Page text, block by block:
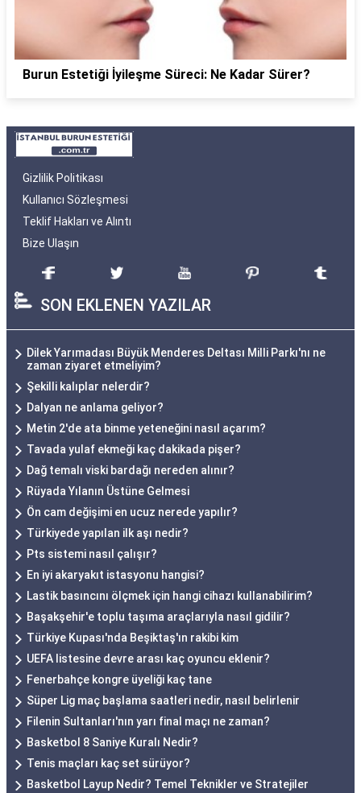
Burun Estetiği İyileşme Süreci: Ne Kadar Sürer?
Gizlilik Politikası
Kullanıcı Sözleşmesi
Teklif Hakları ve Alıntı
Bize Ulaşın
SON EKLENEN YAZILAR
Dilek Yarımadası Büyük Menderes Deltası Milli Parkı'nı ne
zaman ziyaret etmeliyim?
Şekilli kalıplar nelerdir?
Dalyan ne anlama geliyor?
Metin 2'de ata binme yeteneğini nasıl açarım?
Tavada yulaf ekmeği kaç dakikada pişer?
Dağ temalı viski bardağı nereden alınır?
Rüyada Yılanın Üstüne Gelmesi
Ön cam değişimi en ucuz nerede yapılır?
Türkiyede yapılan ilk aşı nedir?
Pts sistemi nasıl çalışır?
En iyi akaryakıt istasyonu hangisi?
Lastik basıncını ölçmek için hangi cihazı kullanabilirim?
Başakşehir'e toplu taşıma araçlarıyla nasıl gidilir?
Türkiye Kupası'nda Beşiktaş'ın rakibi kim
UEFA listesine devre arası kaç oyuncu eklenir?
Fenerbahçe kongre üyeliği kaç tane
Süper Lig maç başlama saatleri nedir, nasıl belirlenir
Filenin Sultanları'nın yarı final maçı ne zaman?
Basketbol 8 Saniye Kuralı Nedir?
Tenis maçları kaç set sürüyor?
Basketbol Layup Nedir? Temel Teknikler ve Stratejiler